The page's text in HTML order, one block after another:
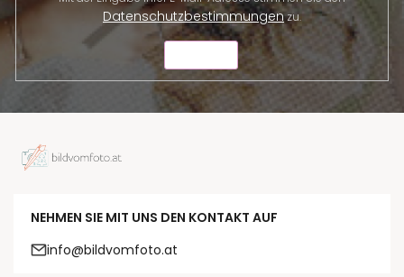
Datenschutzbestimmungenzu.
NEHMEN SIE MIT UNS DEN KONTAKT AUF
info@bildvomfoto.at